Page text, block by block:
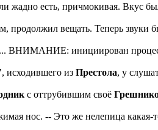
жадно есть, причмокивая. Вкус
продолжил вещать. Теперь
ВНИМАНИЕ: инициирован
исходившего из Престола, у
с оттрубившим своё
нос. -- Это же нелепица какая-